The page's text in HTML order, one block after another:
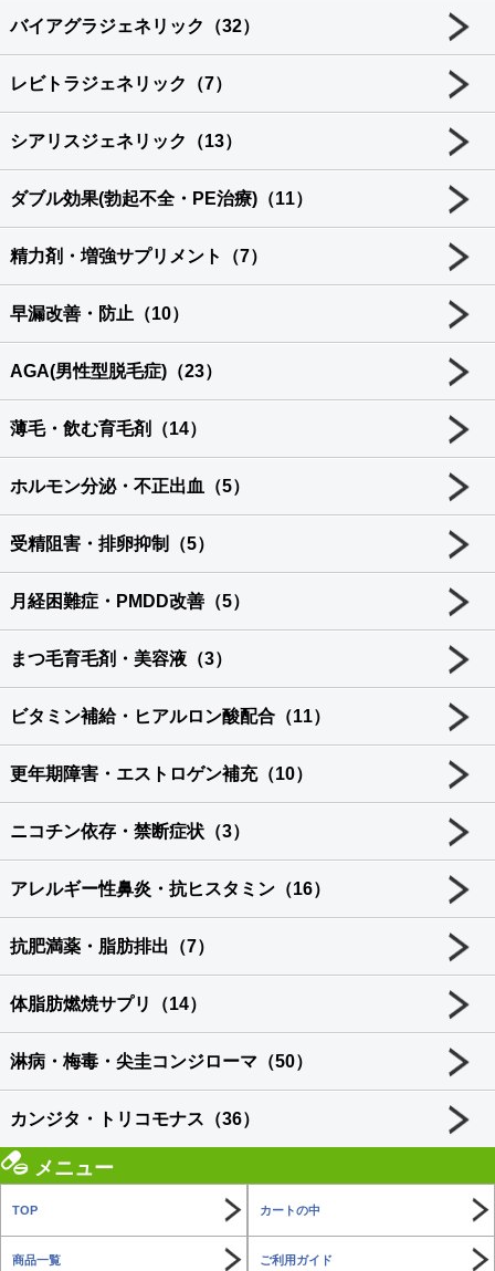
バイアグラジェネリック（32）
レビトラジェネリック（7）
シアリスジェネリック（13）
ダブル効果(勃起不全・PE治療)（11）
精力剤・増強サプリメント（7）
早漏改善・防止（10）
AGA(男性型脱毛症)（23）
薄毛・飲む育毛剤（14）
ホルモン分泌・不正出血（5）
受精阻害・排卵抑制（5）
月経困難症・PMDD改善（5）
まつ毛育毛剤・美容液（3）
ビタミン補給・ヒアルロン酸配合（11）
更年期障害・エストロゲン補充（10）
ニコチン依存・禁断症状（3）
アレルギー性鼻炎・抗ヒスタミン（16）
抗肥満薬・脂肪排出（7）
体脂肪燃焼サプリ（14）
淋病・梅毒・尖圭コンジローマ（50）
カンジタ・トリコモナス（36）
メニュー
TOP カートの中
商品一覧 ご利用ガイド